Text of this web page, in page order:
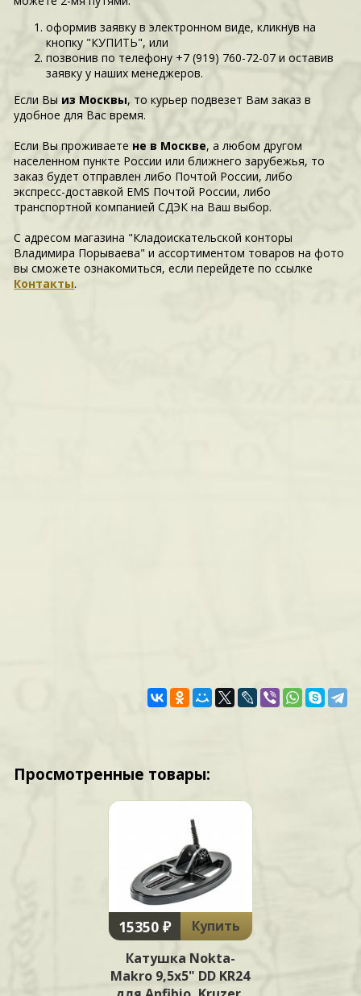
оформив заявку в электронном виде, кликнув на
кнопку "КУПИТЬ", или
позвонив по телефону +7 (919) 760-72-07 и оставив
заявку у наших менеджеров.
Если Вы из Москвы, то курьер подвезет Вам заказ в
удобное для Вас время.
Если Вы проживаете не в Москве, а любом другом
населенном пункте России или ближнего зарубежья, то
заказ будет отправлен либо Почтой России, либо
экспресс-доставкой EMS Почтой России, либо
транспортной компанией СДЭК на Ваш выбор.
С адресом магазина "Кладоискательской конторы
Владимира Порываева" и ассортиментом товаров на фото
вы сможете ознакомиться, если перейдете по ссылке
Контакты.
Просмотренные товары:
15350 ₽
Купить
Катушка Nokta-
Makro 9,5x5" DD KR24